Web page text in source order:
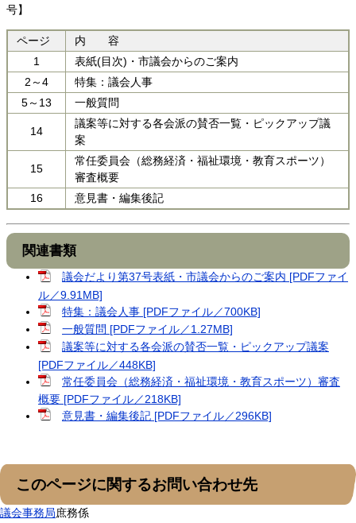
ページ 内 容
号】
1
表紙(目次)・市議会からのご案内
2～4
特集：議会人事
5～13
一般質問
14
議案等に対する各会派の賛否一覧・ピックアップ議
案
15
常任委員会（総務経済・福祉環境・教育スポーツ）
審査概要
16
意見書・編集後記
関連書類
議会だより第37号表紙・市議会からのご案内 [PDFファイ
ル／9.91MB]
特集：議会人事 [PDFファイル／700KB]
一般質問 [PDFファイル／1.27MB]
議案等に対する各会派の賛否一覧・ピックアップ議案
[PDFファイル／448KB]
常任委員会（総務経済・福祉環境・教育スポーツ）審査
概要 [PDFファイル／218KB]
意見書・編集後記 [PDFファイル／296KB]
このページに関するお問い合わせ先
議会事務局庶務係